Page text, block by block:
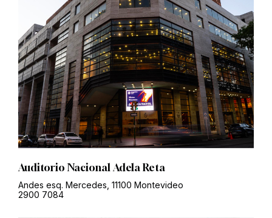
Auditorio Nacional Adela Reta
Andes esq. Mercedes, 11100 Montevideo
2900 7084